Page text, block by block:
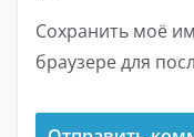
Сохранить моё
браузере для